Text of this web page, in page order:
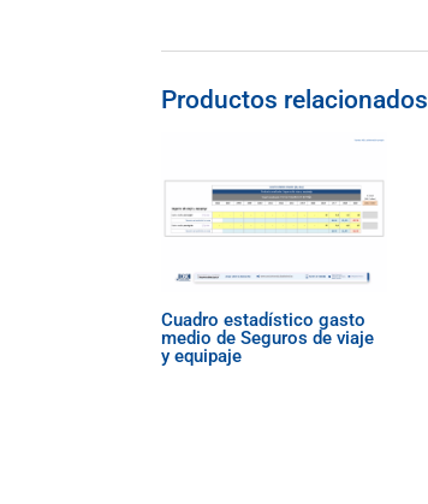
Productos relacionados
Cuadro estadístico gasto
medio de Seguros de viaje
y equipaje